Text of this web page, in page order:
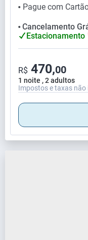
⬤ Pague com
⬤ Cancelamento
Estacionamento
1 noite , 2 adultos
R$ 470,00
Impostos e taxas não